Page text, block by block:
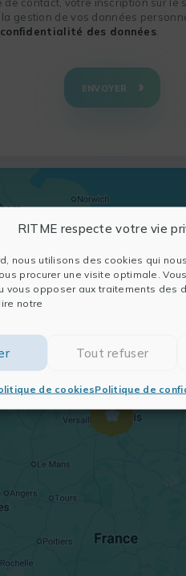
RITME respecte votre vie
nous utilisons des cookies qui
procurer une visite optimale.
vous opposer aux traitements des
notre
Tout refuser
de cookiesPolitique de
gestion de vos données
des données
ENVOYER